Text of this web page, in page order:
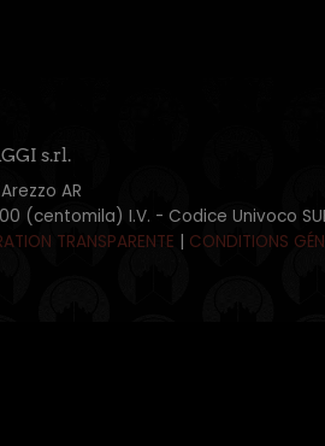
s.rl.
AR
(centomila) I.V. - Codice Univoco
TRANSPARENTE CONDITIONS